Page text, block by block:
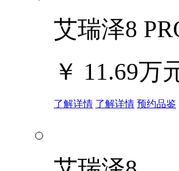
艾瑞泽8
￥ 11.69万
了解详情 了解详情 预约品鉴